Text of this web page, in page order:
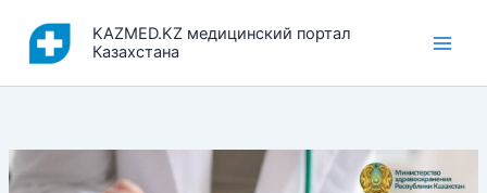
содержимому
KAZMED.KZ медицинский портал
Казахстана